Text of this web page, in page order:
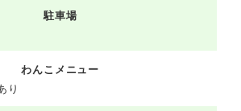
駐車場
わんこメニュー
り